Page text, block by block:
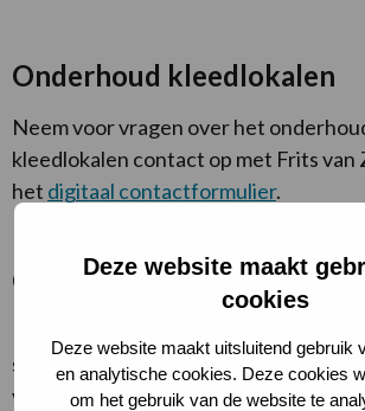
Deze website maakt
cookies
Deze website maakt uitsluitend gebruik
en analytische cookies. Deze cookies
om het gebruik van de website te
Onderhoud kleedlokalen
Neem voor vragen over het
kleedlokalen contact op met Frits van
het digitaal contactformulier.
Openluchtrecreatie en
strandbaden contact op met Nikki van
via hetdigitaal contactformulier,